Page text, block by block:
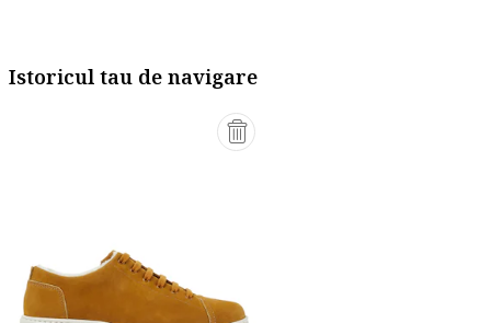
Istoricul tau de navigare